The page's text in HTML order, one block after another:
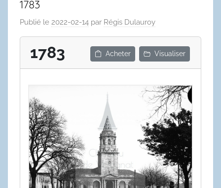
1783
Publié le 2022-02-14 par Régis Dulauroy
1783 Acheter Visualiser